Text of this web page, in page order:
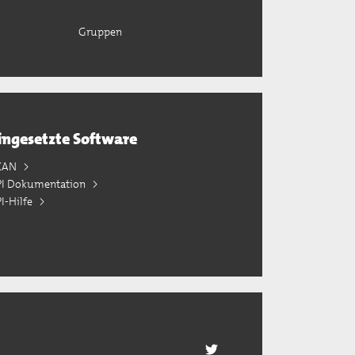
Gruppen
Software
Dokumentation
Hilfe